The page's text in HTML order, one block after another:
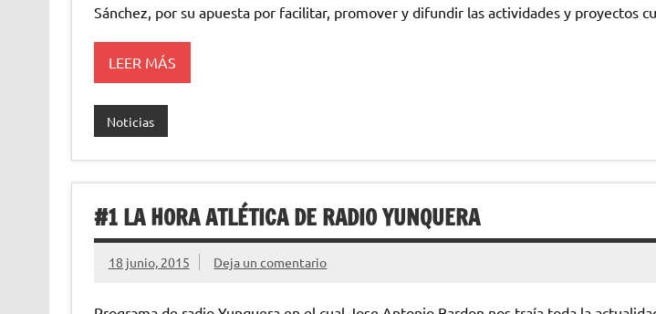
Sánchez, por su apuesta por facilitar, promover y difundir las actividades y proyectos
LEER MÁS
Noticias
#1 LA HORA ATLÉTICA DE RADIO YUNQUERA
18 junio, 2015 Deja un comentario